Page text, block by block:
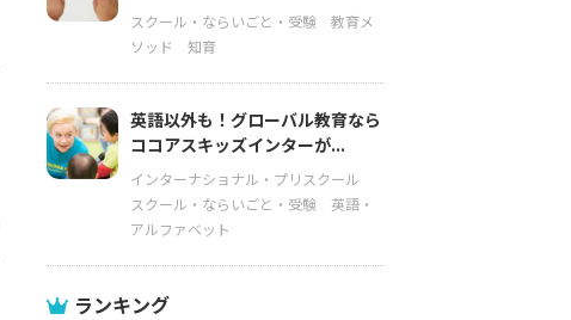
スクール・ならいごと・受験
教育メ
ソッド
知育
英語以外も！グローバル教育なら
ココアスキッズインターが...
インターナショナル・プリスクール
スクール・ならいごと・受験
英語・
アルファベット
ランキング